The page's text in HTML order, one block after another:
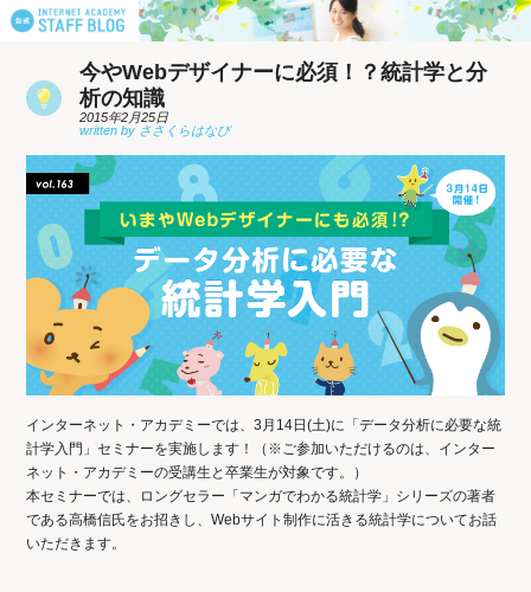
今やWebデザイナーに必須！？統計学と分
析の知識
2015年2月25日
インターネット・アカデミーでは、3月14日(土)に「データ分析に必要な統
計学入門」セミナーを実施します！（※ご参加いただけるのは、インター
ネット・アカデミーの受講生と卒業生が対象です。）
本セミナーでは、ロングセラー「マンガでわかる統計学」シリーズの著者
である高橋信氏をお招きし、Webサイト制作に活きる統計学についてお話
いただきます。